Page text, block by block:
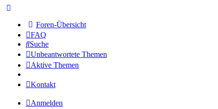
Foren-Übersicht
FAQ
Suche
Unbeantwortete Themen
Aktive Themen
Kontakt
Anmelden